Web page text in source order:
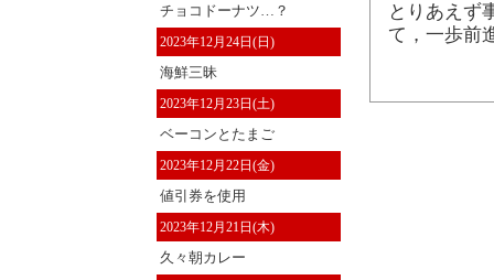
チョコドーナツ…？
2023年12月24日(日)
海鮮三昧
2023年12月23日(土)
ベーコンとたまご
2023年12月22日(金)
値引券を使用
2023年12月21日(木)
久々朝カレー
とりあえず
て，一歩前